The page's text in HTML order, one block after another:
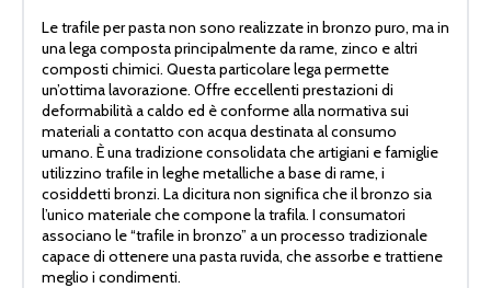
Le trafile per pasta non sono realizzate in bronzo puro, ma in
una lega composta principalmente da rame, zinco e altri
composti chimici. Questa particolare lega permette
un’ottima lavorazione. Offre eccellenti prestazioni di
deformabilità a caldo ed è conforme alla normativa sui
materiali a contatto con acqua destinata al consumo
umano. È una tradizione consolidata che artigiani e famiglie
utilizzino trafile in leghe metalliche a base di rame, i
cosiddetti bronzi. La dicitura non significa che il bronzo sia
l’unico materiale che compone la trafila. I consumatori
associano le “trafile in bronzo” a un processo tradizionale
capace di ottenere una pasta ruvida, che assorbe e trattiene
meglio i condimenti.